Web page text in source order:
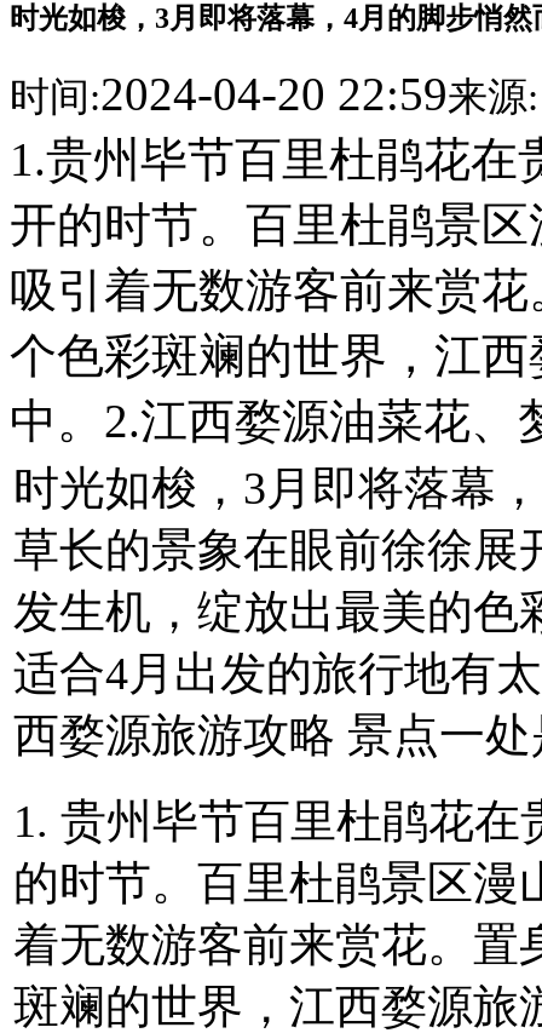
时光如梭，3月即将落幕，4月的脚步悄
时间:2024-04-20 22:59来源:
1.贵州毕节百里杜鹃花
开的时节。百里杜鹃景
吸引着无数游客前来赏
个色彩斑斓的世界，江
中。2.江西婺源油菜花
时光如梭，3月即将落幕
草长的景象在眼前徐徐展
发生机，绽放出最美的色
适合4月出发的旅行地有
西婺源旅游攻略 景点一
1. 贵州毕节百里杜鹃花
的时节。百里杜鹃景区漫
着无数游客前来赏花。置
斑斓的世界，江西婺源旅